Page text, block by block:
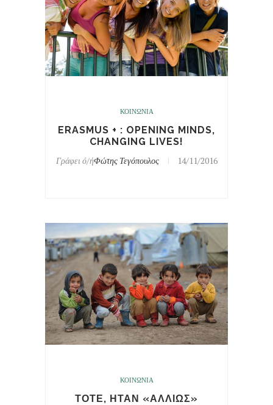
ΚΟΙΝΩΝΙΑ
ERASMUS + : OPENING MINDS,
CHANGING LIVES!
Γράφει ό/ήΦώτης Τεγόπουλος 14/11/2016
ΚΟΙΝΩΝΙΑ
ΤΟΤΕ, ΗΤΑΝ «ΑΛΛΙΩΣ»